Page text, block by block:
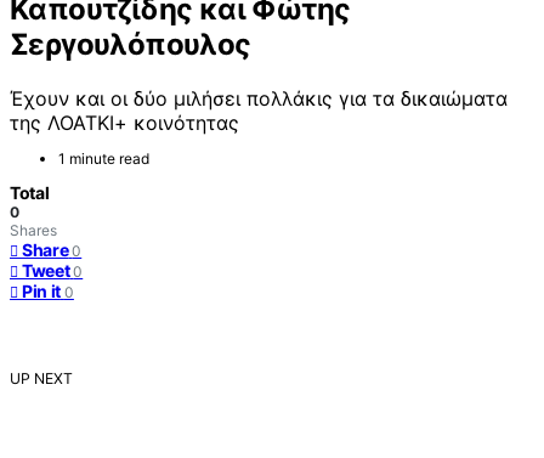
Καπουτζίδης και Φώτης
Σεργουλόπουλος
Έχουν και οι δύο μιλήσει πολλάκις για τα δικαιώματα
της ΛΟΑΤΚΙ+ κοινότητας
1 minute read
Total
0
Shares
Share 0
Tweet 0
Pin it 0
UP NEXT